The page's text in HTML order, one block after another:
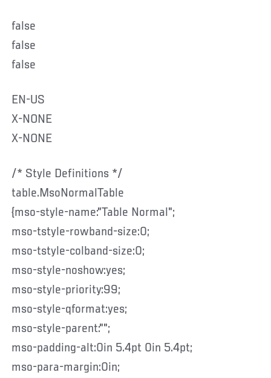
false
false
false
EN-US
X-NONE
X-NONE
/* Style Definitions */
table.MsoNormalTable
{mso-style-name:"Table Normal";
mso-tstyle-rowband-size:0;
mso-tstyle-colband-size:0;
mso-style-noshow:yes;
mso-style-priority:99;
mso-style-qformat:yes;
mso-style-parent:"";
mso-padding-alt:0in 5.4pt 0in 5.4pt;
mso-para-margin:0in;